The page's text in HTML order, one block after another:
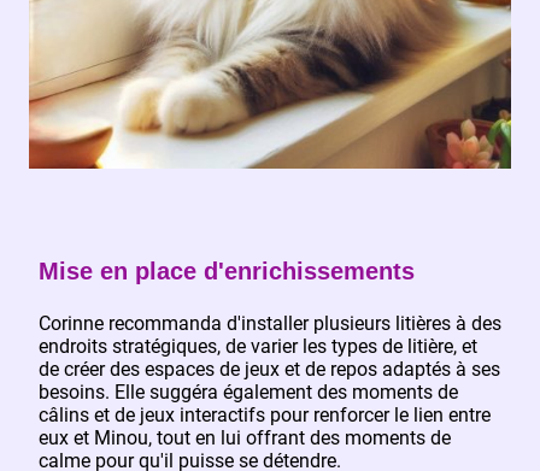
Mise en place d'enrichissements
Corinne recommanda d'installer plusieurs litières à des
endroits stratégiques, de varier les types de litière, et
de créer des espaces de jeux et de repos adaptés à ses
besoins. Elle suggéra également des moments de
câlins et de jeux interactifs pour renforcer le lien entre
eux et Minou, tout en lui offrant des moments de
calme pour qu'il puisse se détendre.